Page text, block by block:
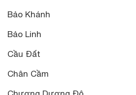
Bảo Khánh
Bảo Linh
Cầu Đất
Chân Cầm